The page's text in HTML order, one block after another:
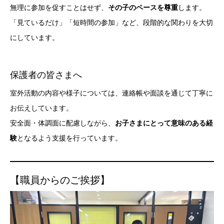
無理に参加を促すことはせず、 その子のペースを尊重します。
「見ているだけ」「短時間の参加」など、段階的な関わりを大切
にしています。
保護者の皆さまへ
室外活動の内容や様子については、連絡帳や面談を通じて丁寧に
お伝えしています。
安全面・体調面に配慮しながら、 お子さまにとって意味のある経
験となるよう支援を行っています。
【職員からのご挨拶】